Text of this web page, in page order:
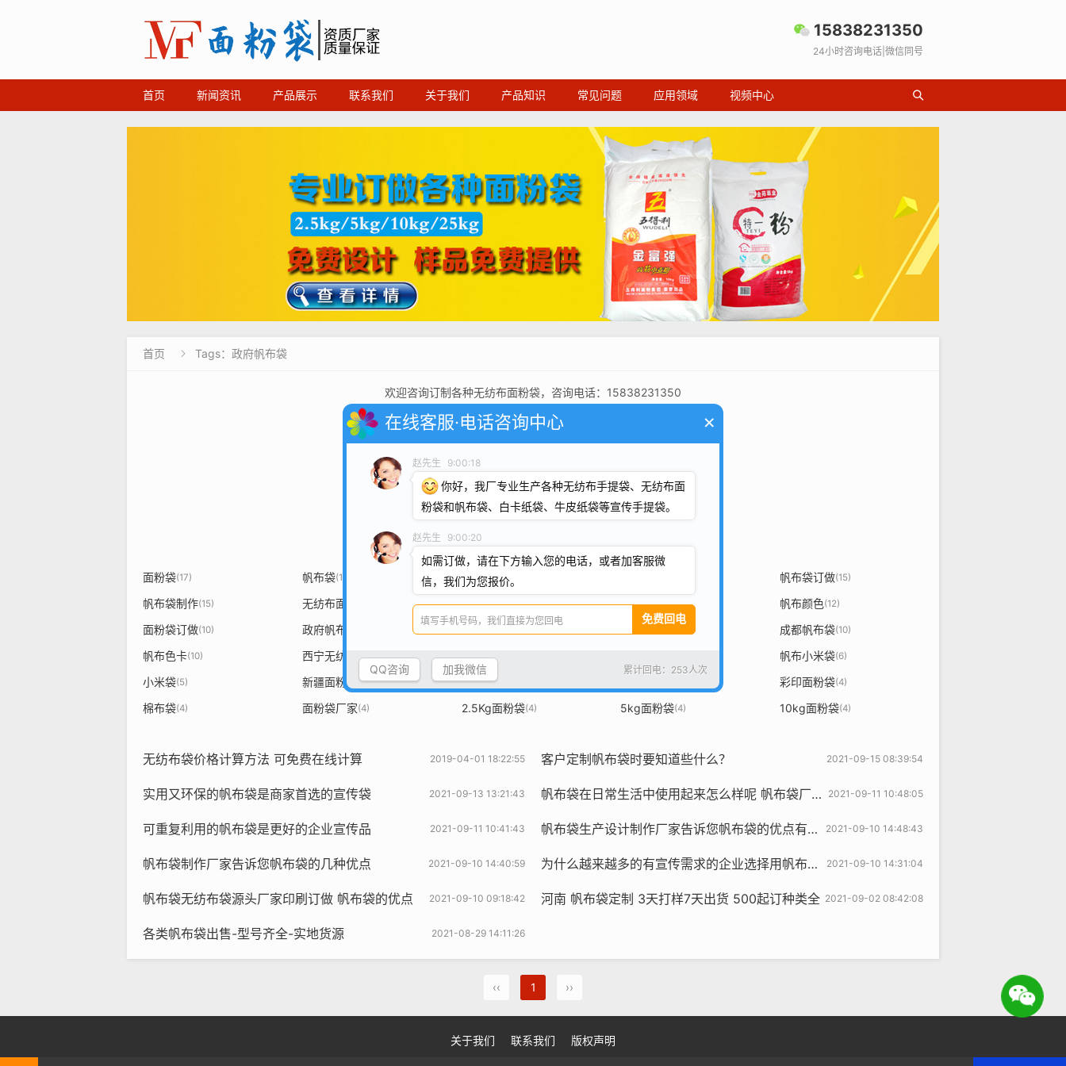
15838231350
24小时咨询电话|微信同号
首页 新闻资讯 产品展示 联系我们 关于我们 产品知识 常见问题 应用领域 视频中心
首页  Tags：政府帆布袋
欢迎咨询订制各种无纺布面粉袋，咨询电话：15838231350
面粉袋(17) 帆布袋(17) 帆布袋厂家 帆布袋订做(15)
帆布袋制作(15) 无纺布面粉袋 无纺布袋(12) 银行帆布袋(12) 帆布颜色(12)
面粉袋订做(10) 政府帆布袋 机关帆布袋 乌鲁木齐帆布袋 成都帆布袋(10)
帆布色卡(10) 西宁无纺布袋定制(8) 帆布大米袋 帆布小米袋(6)
小米袋(5) 新疆面粉袋 (5) 面粉包装袋 彩印面粉袋(4)
棉布袋(4) 面粉袋厂家(4) 2.5Kg面粉袋(4) 5kg面粉袋(4) 10kg面粉袋(4)
2019-04-01 18:22:55
无纺布袋价格计算方法 可免费在线计算 2021-09-15 08:39:54
客户定制帆布袋时要知道些什么？
2021-09-13 13:21:43
实用又环保的帆布袋是商家首选的宣传袋 2021-09-11 10:48:05
帆布袋在日常生活中使用起来怎么样呢 帆布袋厂家告诉您帆布袋的一些优点
2021-09-11 10:41:43
可重复利用的帆布袋是更好的企业宣传品 2021-09-10 14:48:43
帆布袋生产设计制作厂家告诉您帆布袋的优点有哪些？
2021-09-10 14:40:59
帆布袋制作厂家告诉您帆布袋的几种优点 2021-09-10 14:31:04
为什么越来越多的有宣传需求的企业选择用帆布袋作为宣传利器?
2021-09-10 09:18:42
帆布袋无纺布袋源头厂家印刷订做 帆布袋的优点 2021-09-02 08:42:08
河南 帆布袋定制 3天打样7天出货 500起订种类全
2021-08-29 14:11:26
各类帆布袋出售-型号齐全-实地货源
‹‹ 1 ››
关于我们 联系我们
版权声明
在线客服·电话咨询中心 ×
赵先生 9:00:18
你好，我厂专业生产各种无纺布手提袋、无纺布面
粉袋和帆布袋、白卡纸袋、牛皮纸袋等宣传手提袋。
赵先生 9:00:20
如需订做，请在下方输入您的电话，或者加客服微
信，我们为您报价。
累计回电：253人次
QQ咨询 加我微信